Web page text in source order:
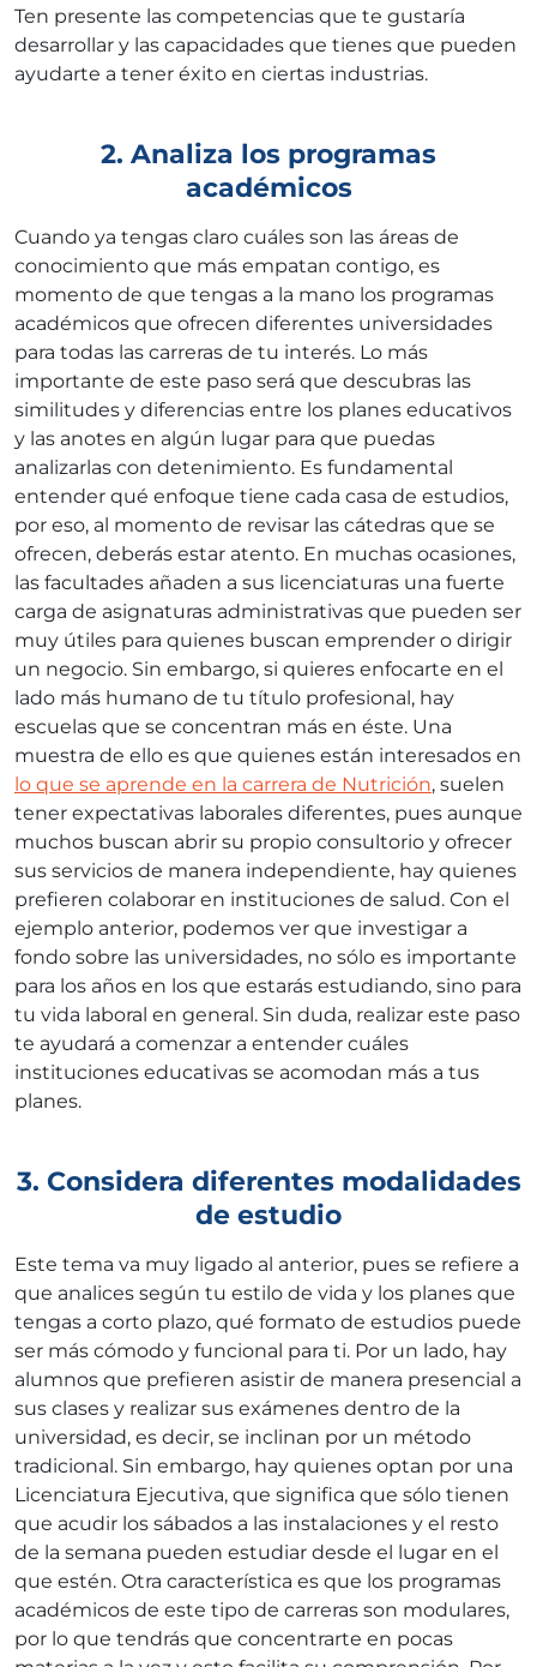
Ten presente las competencias que te gustaría
desarrollar y las capacidades que tienes que pueden
ayudarte a tener éxito en ciertas industrias.
2. Analiza los programas
académicos
Cuando ya tengas claro cuáles son las áreas de
conocimiento que más empatan contigo, es
momento de que tengas a la mano los programas
académicos que ofrecen diferentes universidades
para todas las carreras de tu interés. Lo más
importante de este paso será que descubras las
similitudes y diferencias entre los planes educativos
y las anotes en algún lugar para que puedas
analizarlas con detenimiento. Es fundamental
entender qué enfoque tiene cada casa de estudios,
por eso, al momento de revisar las cátedras que se
ofrecen, deberás estar atento. En muchas ocasiones,
las facultades añaden a sus licenciaturas una fuerte
carga de asignaturas administrativas que pueden ser
muy útiles para quienes buscan emprender o dirigir
un negocio. Sin embargo, si quieres enfocarte en el
lado más humano de tu título profesional, hay
escuelas que se concentran más en éste. Una
muestra de ello es que quienes están interesados en
lo que se aprende en la carrera de Nutrición, suelen
tener expectativas laborales diferentes, pues aunque
muchos buscan abrir su propio consultorio y ofrecer
sus servicios de manera independiente, hay quienes
prefieren colaborar en instituciones de salud. Con el
ejemplo anterior, podemos ver que investigar a
fondo sobre las universidades, no sólo es importante
para los años en los que estarás estudiando, sino para
tu vida laboral en general. Sin duda, realizar este paso
te ayudará a comenzar a entender cuáles
instituciones educativas se acomodan más a tus
planes.
3. Considera diferentes modalidades
de estudio
Este tema va muy ligado al anterior, pues se refiere a
que analices según tu estilo de vida y los planes que
tengas a corto plazo, qué formato de estudios puede
ser más cómodo y funcional para ti. Por un lado, hay
alumnos que prefieren asistir de manera presencial a
sus clases y realizar sus exámenes dentro de la
universidad, es decir, se inclinan por un método
tradicional. Sin embargo, hay quienes optan por una
Licenciatura Ejecutiva, que significa que sólo tienen
que acudir los sábados a las instalaciones y el resto
de la semana pueden estudiar desde el lugar en el
que estén. Otra característica es que los programas
académicos de este tipo de carreras son modulares,
por lo que tendrás que concentrarte en pocas